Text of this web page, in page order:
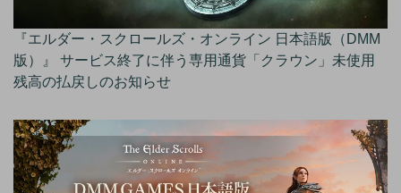
『エルダー・スクロールズ・オンライン 日本語版（DMM
版）』 サービス終了に伴う専用通貨「クラウン」未使用
残高の払戻しのお知らせ